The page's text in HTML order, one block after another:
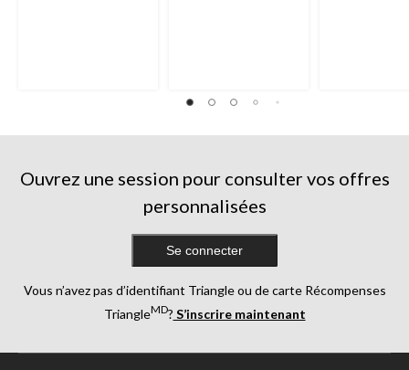
Ouvrez une session pour consulter vos offres
personnalisées
Se connecter
Vous n’avez pas d’identifiant Triangle ou de carte Récompenses
TriangleMD? S’inscrire maintenant